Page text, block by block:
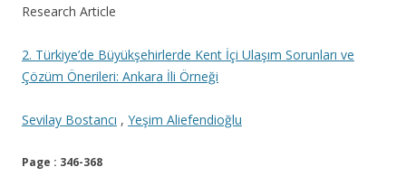
Research Article
2. Türkiye’de Büyükşehirlerde Kent İçi Ulaşım Sorunları ve
Çözüm Önerileri: Ankara İli Örneği
Sevilay Bostancı , Yeşim Aliefendioğlu
Page : 346-368